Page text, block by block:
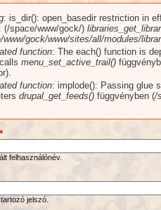
: is_dir(): open_basedir restriction in
(/space/www/gock/)
www/gock/www/sites/all/modules/
function: The each() function is
menu_set_active_trail()
function: implode(): Passing glue
drupal_get_feeds() függvényben (/
*
felhasználónév.
jelszó.